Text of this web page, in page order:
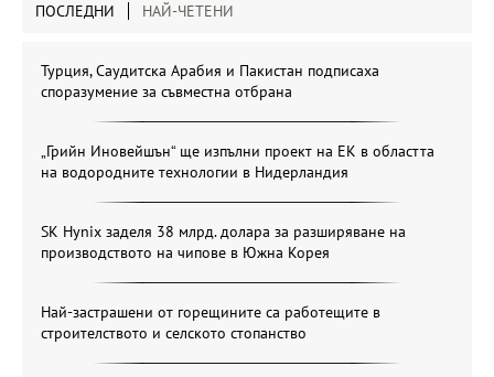
ПОСЛЕДНИ НАЙ-ЧЕТЕНИ
Турция, Саудитска Арабия и Пакистан подписаха
споразумение за съвместна отбрана
„Грийн Иновейшън“ ще изпълни проект на ЕК в областта
на водородните технологии в Нидерландия
SK Hynix заделя 38 млрд. долара за разширяване на
производството на чипове в Южна Корея
Най-застрашени от горещините са работещите в
строителството и селското стопанство